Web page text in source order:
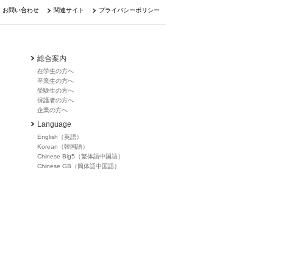
お問い合わせ 関連サイト プライバシーポリシー
総合案内
在学生の方へ
卒業生の方へ
受験生の方へ
保護者の方へ
企業の方へ
Language
English（英語）
Korean（韓国語）
Chinese Big5（繁体語中国語）
Chinese GB（簡体語中国語）